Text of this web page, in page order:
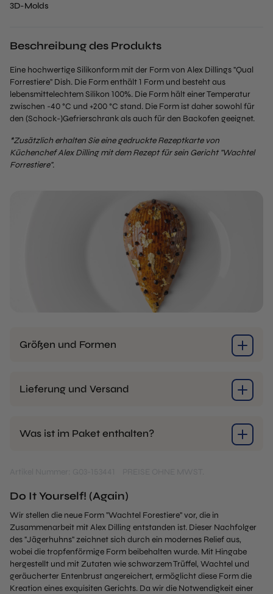
3D-Molds
Beschreibung des Produkts
Eine hochwertige Silikonform mit der Form von Alex Dillings "Qual
Forrestiere" Dish. Die Form enthält 1 Form und besteht aus
lebensmittelechtem Silikon 100%. Die Form hält einer Temperatur
zwischen -40 °C und +200 °C stand. Die Form ist daher sowohl für
den (Schock-)Gefrierschrank als auch für den Backofen geeignet.
*Zusätzlich erhalten Sie eine gedruckte Rezeptkarte von
Küchenchef Alex Dilling mit dem Rezept für sein Gericht "Wachtel
Forrestiere".
Größen und Formen
Lieferung und Versand
Was ist im Paket enthalten?
Do It Yourself! (Again)
Wir stellen die neue Form "Wachtel Forestiere" vor, die in
Zusammenarbeit mit Alex Dilling entstanden ist. Dieser Nachfolger
des "Jägerhuhns" zeichnet sich durch ein modernes Relief aus,
wobei die tropfenförmige Form beibehalten wurde. Mit Hingabe
hergestellt und mit Zutaten wie schwarzem Trüffel, Wachtel und
geräucherter Entenbrust angereichert, ermöglicht diese Form die
Kreation eines exquisiten Gerichts. Da wir die Notwendigkeit einer